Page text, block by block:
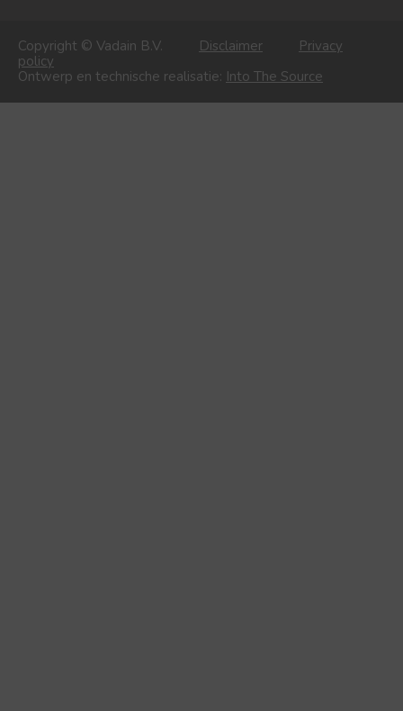
Copyright © Vadain B.V. Disclaimer
Privacy
policy
Ontwerp en technische realisatie: Into The Source